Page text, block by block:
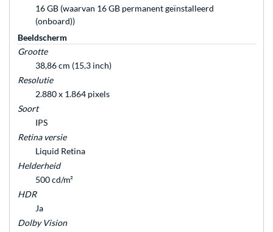
16 GB (waarvan 16 GB permanent geïnstalleerd
(onboard))
Beeldscherm
Grootte
38,86 cm (15,3 inch)
Resolutie
2.880 x 1.864 pixels
Soort
IPS
Retina versie
Liquid Retina
Helderheid
500 cd/m²
HDR
Ja
Dolby Vision